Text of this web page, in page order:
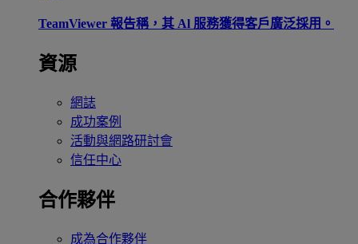
TeamViewer 報告稱，其 Al 服務獲得客戶廣泛採用。
資源
網誌
成功案例
活動與網路研討會
信任中心
合作夥伴
成為合作夥伴